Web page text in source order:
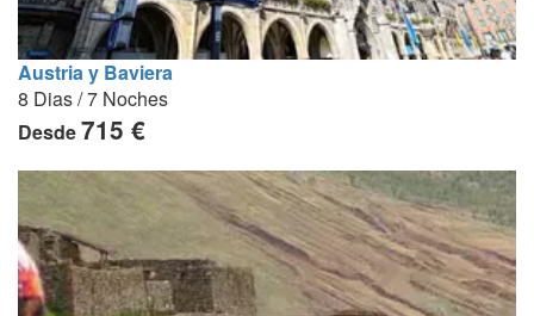
Austria y Baviera
8 Dias / 7 Noches
Desde715 €